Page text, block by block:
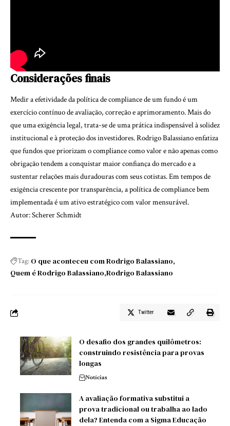
Considerações finais
Medir a efetividade da política de compliance de um fundo é um
exercício contínuo de avaliação, correção e aprimoramento. Mais do
que uma exigência legal, trata-se de uma prática indispensável à solidez
institucional e à proteção dos investidores. Rodrigo Balassiano enfatiza
que fundos que priorizam o compliance como valor e não apenas como
obrigação tendem a conquistar maior confiança do mercado e a
sustentar relações mais duradouras com seus cotistas. Em tempos de
exigência crescente por transparência, a política de compliance bem
implementada é um ativo estratégico com valor mensurável.
Autor: Scherer Schmidt
Tag: O que aconteceu com Rodrigo Balassiano
Quem é Rodrigo Balassiano Rodrigo Balassiano
Twitter
O desafio dos grandes quilômetros:
construindo resistência para provas
longas
Notícias
A avaliação formativa substitui a
prova tradicional ou trabalha ao lado
dela? Entenda com a Sigma Educação